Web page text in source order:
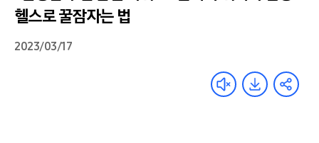
헬스로 꿀잠자는 법
2023/03/17